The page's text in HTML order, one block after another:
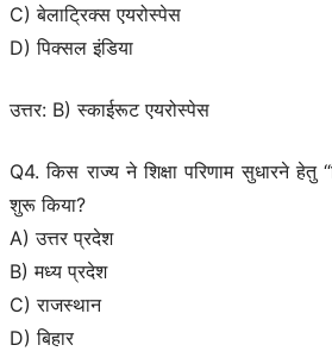
C) बेलाट्रिक्स एयरोस्पेस
D) पिक्सल इंडिया
उत्तर: B) स्काईरूट एयरोस्पेस
Q4. किस राज्य ने शिक्षा परिणाम सुधारने हेतु
शुरू किया?
A) उत्तर प्रदेश
B) मध्य प्रदेश
C) राजस्थान
D) बिहार